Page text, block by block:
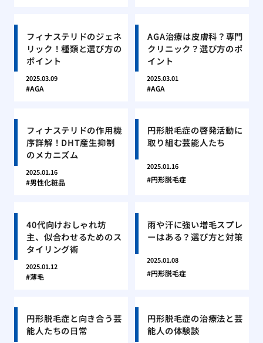
フィナステリドのジェネ
リック！種類と選び方の
ポイント
2025.03.09
AGA
AGA治療は皮膚科？専門
クリニック？選び方のポ
イント
2025.03.01
AGA
フィナステリドの作用機
序詳解！DHT産生抑制
のメカニズム
2025.01.16
男性化粧品
円形脱毛症の啓発活動に
取り組む芸能人たち
2025.01.16
円形脱毛症
40代向けおしゃれ坊
主、似合わせるためのス
タイリング術
2025.01.12
薄毛
雨や汗に強い増毛スプレ
ーはある？選び方と対策
2025.01.08
円形脱毛症
円形脱毛症と向き合う芸
能人たちの日常
円形脱毛症の治療法と芸
能人の体験談